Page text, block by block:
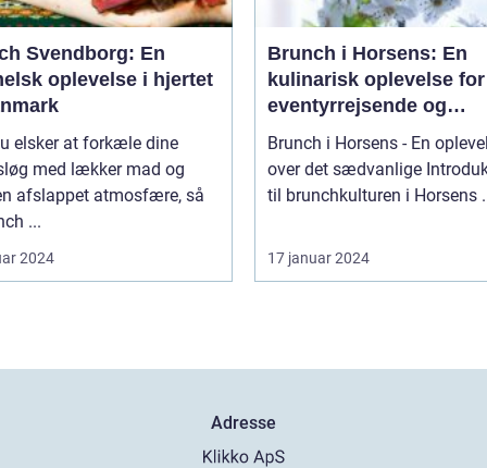
Svendborg: En
oplevelse i hjertet
elsker at forkæle dine
med lækker mad og
afslappet atmosfære, så
...
2024
Brunch i Horsens: En
kulinarisk oplevelse for
eventyrrejsende og
backpackere
Brunch i Horsens - En
over det sædvanlige Introduktion
til
17 januar 2024
Adresse